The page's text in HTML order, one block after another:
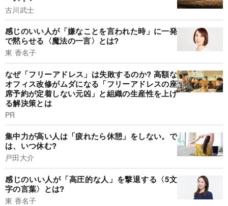
古川武士
感じのいい人が「嫌なことを言われた時」に一発
で黙らせる〈魔法の一言〉とは?
東 香名子
なぜ「フリーアドレス」は失敗するのか? 高額な
オフィス改修がムダになる「フリーアドレスの座
席予約が定着しない元凶」と組織の生産性を上げ
る解決策とは
PR
集中力が高い人は「疲れたら休憩」をしない。で
は、いつ休む?
戸田大介
感じのいい人が「高圧的な人」を撃退する〈5文
字の言葉〉とは?
東 香名子